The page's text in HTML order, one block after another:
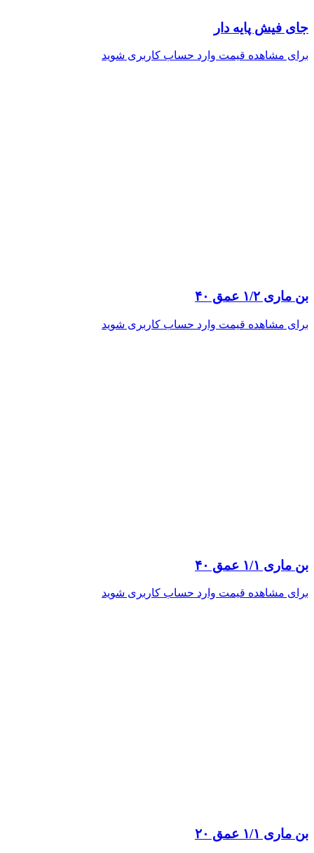
جای فیش پایه دار
برای مشاهده قیمت وارد حساب کاربری شوید
بن ماری ۱/۲ عمق ۴۰
برای مشاهده قیمت وارد حساب کاربری شوید
بن ماری ۱/۱ عمق ۴۰
برای مشاهده قیمت وارد حساب کاربری شوید
بن ماری ۱/۱ عمق ۲۰